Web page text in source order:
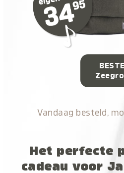
Vandaag besteld,
Het perfecte
cadeau voor